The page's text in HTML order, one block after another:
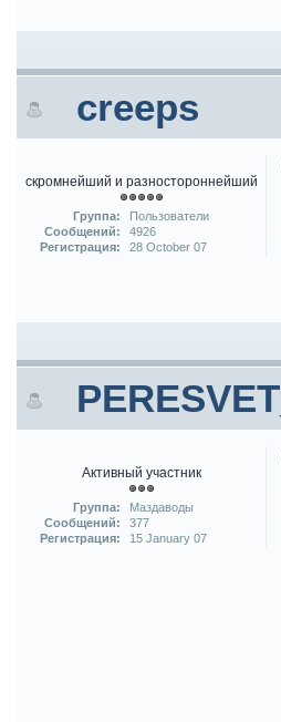
creeps
скромнейший и разностороннейший
Группа:
Пользователи
Сообщений:
4926
Регистрация:
28 October 07
PERESVET_
Активный участник
Группа:
Маздаводы
Сообщений:
377
Регистрация:
15 January 07